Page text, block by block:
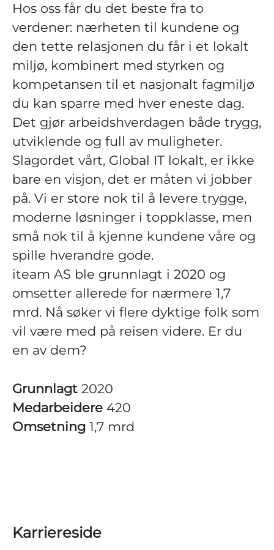
Hos oss får du det beste fra to
verdener: nærheten til kundene og
den tette relasjonen du får i et lokalt
miljø, kombinert med styrken og
kompetansen til et nasjonalt fagmiljø
du kan sparre med hver eneste dag.
Det gjør arbeidshverdagen både trygg,
utviklende og full av muligheter.
Slagordet vårt, Global IT lokalt, er ikke
bare en visjon, det er måten vi jobber
på. Vi er store nok til å levere trygge,
moderne løsninger i toppklasse, men
små nok til å kjenne kundene våre og
spille hverandre gode.
iteam AS ble grunnlagt i 2020 og
omsetter allerede for nærmere 1,7
mrd. Nå søker vi flere dyktige folk som
vil være med på reisen videre. Er du
en av dem?
Grunnlagt 2020
Medarbeidere 420
Omsetning 1,7 mrd
Karriereside